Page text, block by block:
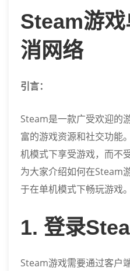
Steam游
消网络
引言：
Steam是一款广受欢迎的
富的游戏资源和社交功能
机模式下享受游戏，而不
为大家介绍如何在Steam
于在单机模式下畅玩游戏。
1. 登录
Steam游戏需要通过客户